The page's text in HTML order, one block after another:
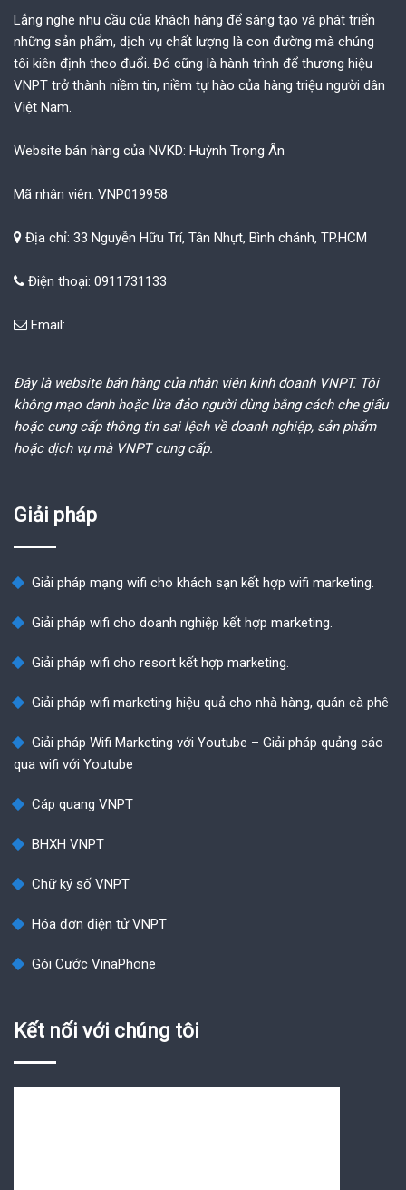
Lắng nghe nhu cầu của khách hàng để sáng tạo và phát triển
những sản phẩm, dịch vụ chất lượng là con đường mà chúng
tôi kiên định theo đuổi. Đó cũng là hành trình để thương hiệu
VNPT trở thành niềm tin, niềm tự hào của hàng triệu người dân
Việt Nam.
Website bán hàng của NVKD: Huỳnh Trọng Ân
Mã nhân viên: VNP019958
Địa chỉ: 33 Nguyễn Hữu Trí, Tân Nhựt, Bình chánh, TP.HCM
Điện thoại: 0911731133
Email:
Đây là website bán hàng của nhân viên kinh doanh VNPT. Tôi
không mạo danh hoặc lừa đảo người dùng bằng cách che giấu
hoặc cung cấp thông tin sai lệch về doanh nghiệp, sản phẩm
hoặc dịch vụ mà VNPT cung cấp.
Giải pháp
Giải pháp mạng wifi cho khách sạn kết hợp wifi marketing.
Giải pháp wifi cho doanh nghiệp kết hợp marketing.
Giải pháp wifi cho resort kết hợp marketing.
Giải pháp wifi marketing hiệu quả cho nhà hàng, quán cà phê
Giải pháp Wifi Marketing với Youtube – Giải pháp quảng cáo
qua wifi với Youtube
Cáp quang VNPT
BHXH VNPT
Chữ ký số VNPT
Hóa đơn điện tử VNPT
Gói Cước VinaPhone
Kết nối với chúng tôi